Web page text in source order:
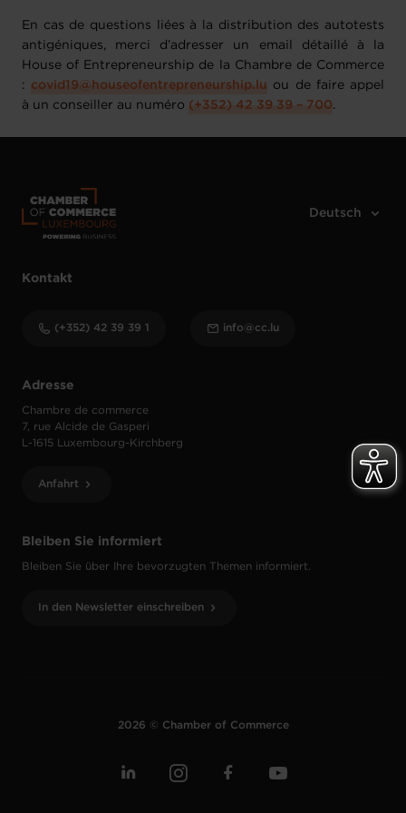
En cas de questions liées à la distribution des autotests
antigéniques, merci d’adresser un email détaillé à la
House of Entrepreneurship de la Chambre de Commerce
:covid19@houseofentrepreneurship.lu
ou de faire appel
à un conseiller au numéro (+352) 42 39 39 – 700.
Bleiben Sie informiert
Bleiben Sie über Ihre bevorzugten Themen informiert.
In den Newsletter einschreiben
Adresse
Chambre de commerce
7, rue Alcide de Gasperi
L-1615 Luxembourg-Kirchberg
Anfahrt
Kontakt
(+352) 42 39 39 1 info@cc.lu
2026 © Chamber of Commerce